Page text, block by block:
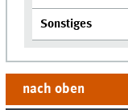
Sonstiges
nach oben